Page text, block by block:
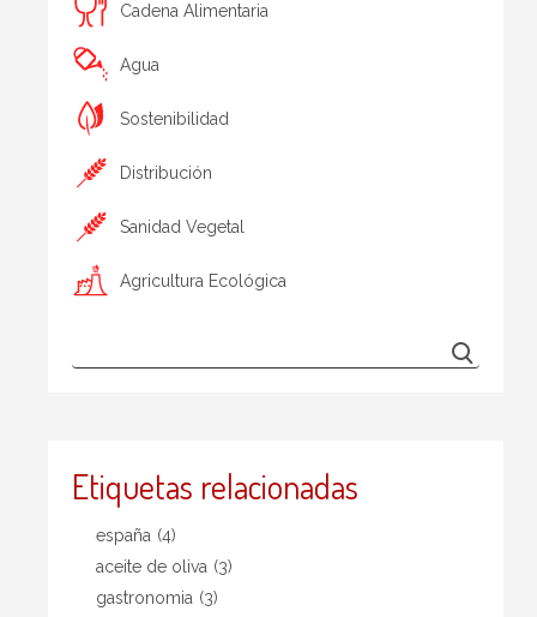
Cadena Alimentaria
Agua
Sostenibilidad
Distribución
Sanidad Vegetal
Agricultura Ecológica
Etiquetas relacionadas
españa (4)
aceite de oliva (3)
gastronomia (3)